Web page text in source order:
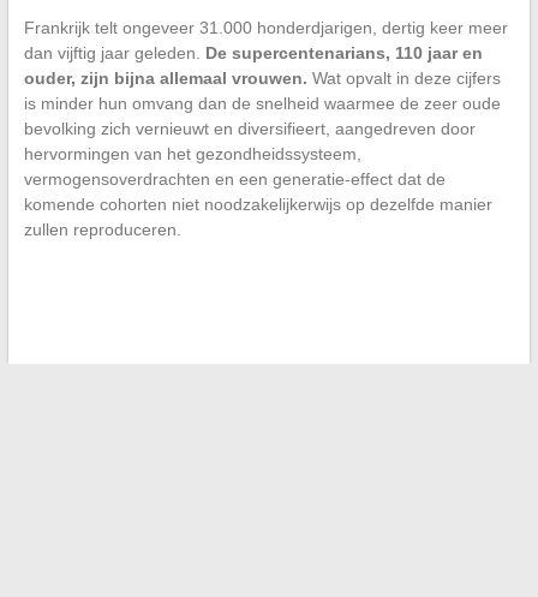
Frankrijk telt ongeveer 31.000 honderdjarigen, dertig keer meer
dan vijftig jaar geleden. De supercentenarians, 110 jaar en
ouder, zijn bijna allemaal vrouwen. Wat opvalt in deze cijfers
is minder hun omvang dan de snelheid waarmee de zeer oude
bevolking zich vernieuwt en diversifieert, aangedreven door
hervormingen van het gezondheidssysteem,
vermogensoverdrachten en een generatie-effect dat de
komende cohorten niet noodzakelijkerwijs op dezelfde manier
zullen reproduceren.